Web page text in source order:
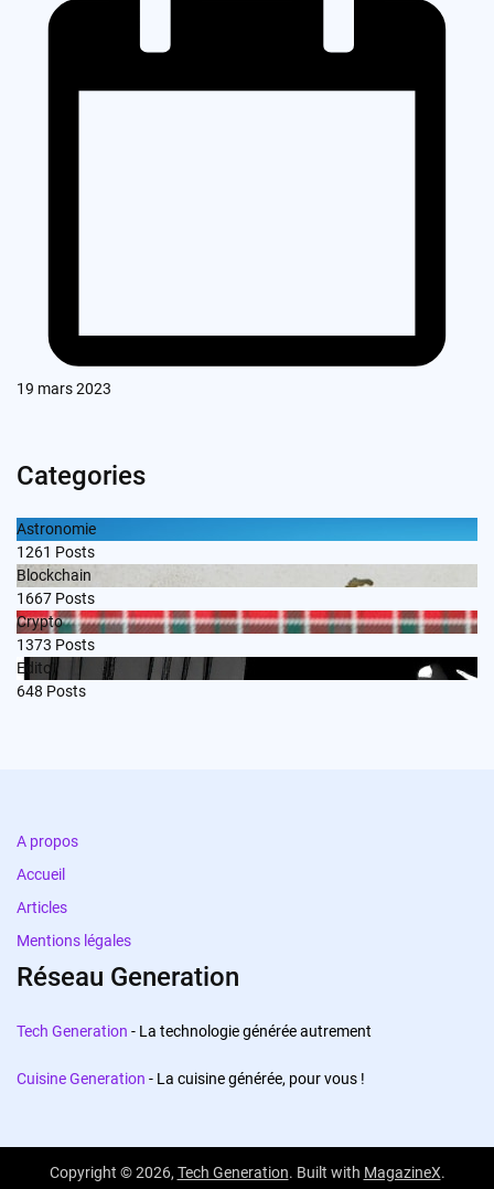
19 mars 2023
Categories
Astronomie
1261 Posts
Blockchain
1667 Posts
Crypto
1373 Posts
Edito
648 Posts
A propos
Accueil
Articles
Mentions légales
Réseau Generation
Tech Generation - La technologie générée autrement
Cuisine Generation - La cuisine générée, pour vous !
Copyright © 2026, Tech Generation. Built with MagazineX.